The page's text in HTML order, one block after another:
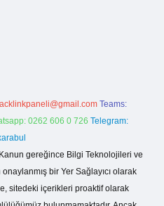
Teams:
0262 606 0 726 Telegram:
gereğince Bilgi Teknolojileri ve
bir Yer Sağlayıcı olarak
sitedeki içerikleri proaktif olarak